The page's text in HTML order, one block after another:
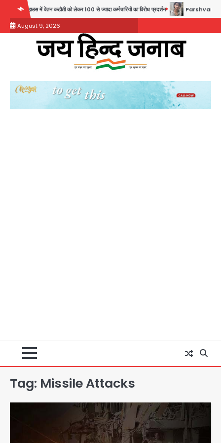
content
में वेतन कटौती को लेकर 100 से ज्यादा कर्मचारियों का विरोध प्रदर्शन Parshvanath Building
August 9, 2026
Tag: Missile Attacks
Zepto Dhoom: ग्रेटर नोएडा के धूम
मानिकपुर Zepto वेयरहाउस में वेतन कटौती